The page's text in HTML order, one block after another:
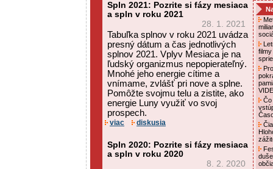
Spln 2021: Pozrite si fázy mesiaca
a spln v roku 2021
28. 1. 2021
Tabuľka splnov v roku 2021 uvádza
presný dátum a čas jednotlivých
splnov 2021. Vplyv Mesiaca je na
ľudský organizmus nepopierateľný.
Mnohé jeho energie cítime a
vnímame, zvlášť pri nove a splne.
Pomôžte svojmu telu a zistite, ako
energie Luny využiť vo svoj
prospech.
viac diskusia
Spln 2020: Pozrite si fázy mesiaca
a spln v roku 2020
8. 2. 2020
Čo